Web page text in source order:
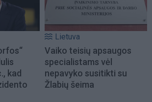
kad
Lietuva
Vaiko teisių apsaugos
specialistams vėl
nepavyko susitikti su
Žlabių šeima